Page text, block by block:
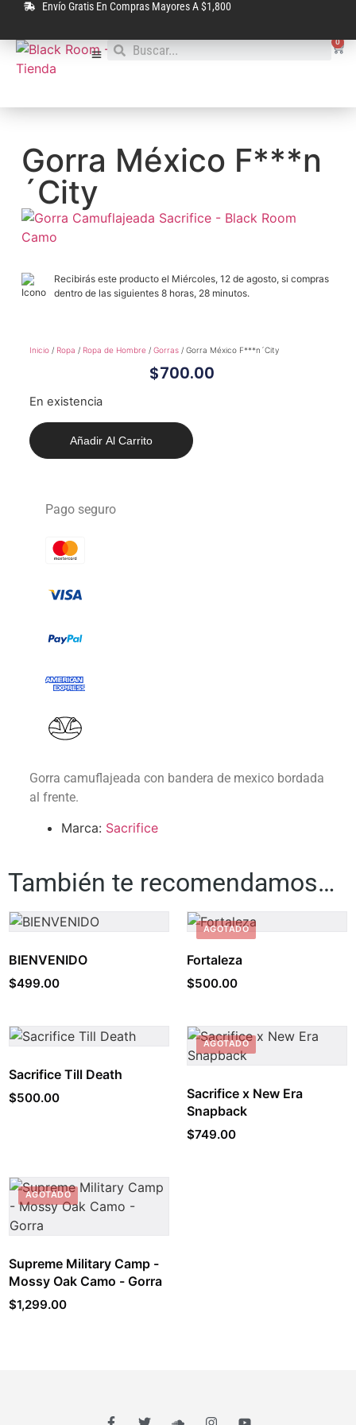
Envío Gratis En Compras Mayores A $1,800
0
Gorra México F***n
´City
Recibirás este producto el Miércoles, 12 de agosto, si compras
dentro de las siguientes 8 horas, 28 minutos.
Inicio/ Ropa / Ropa de Hombre/ Gorras/ Gorra México F***n´City
$700.00
En existencia
Añadir Al Carrito
Pago seguro
Gorra camuflajeada con bandera de mexico bordada
al frente.
Marca: Sacrifice
También te recomendamos…
BIENVENIDO
$499.00
AGOTADO
Fortaleza
$500.00
Sacrifice Till Death
$500.00
AGOTADO
Sacrifice x New Era
Snapback
$749.00
AGOTADO
Supreme Military Camp -
Mossy Oak Camo - Gorra
$1,299.00